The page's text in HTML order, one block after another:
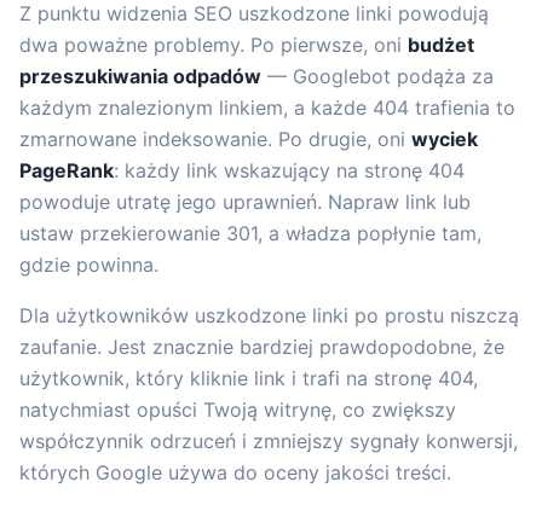
Z punktu widzenia SEO uszkodzone linki powodują
dwa poważne problemy. Po pierwsze, oni budżet
przeszukiwania odpadów — Googlebot podąża za
każdym znalezionym linkiem, a każde 404 trafienia to
zmarnowane indeksowanie. Po drugie, oni wyciek
PageRank: każdy link wskazujący na stronę 404
powoduje utratę jego uprawnień. Napraw link lub
ustaw przekierowanie 301, a władza popłynie tam,
gdzie powinna.
Dla użytkowników uszkodzone linki po prostu niszczą
zaufanie. Jest znacznie bardziej prawdopodobne, że
użytkownik, który kliknie link i trafi na stronę 404,
natychmiast opuści Twoją witrynę, co zwiększy
współczynnik odrzuceń i zmniejszy sygnały konwersji,
których Google używa do oceny jakości treści.